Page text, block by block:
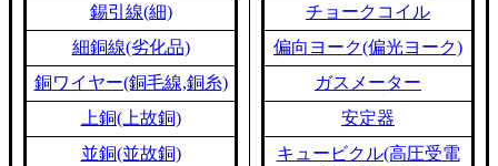
錫引線(細)
細銅線(劣化品)
銅ワイヤー(銅毛線,銅糸)
上銅(上故銅)
並銅(並故銅)
チョークコイル
偏向ヨーク(偏光ヨーク)
ガスメーター
安定器
キュービクル(高圧受電